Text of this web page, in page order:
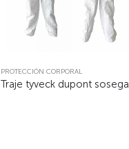
PROTECCIÓN CORPORAL
Traje tyveck dupont sosega